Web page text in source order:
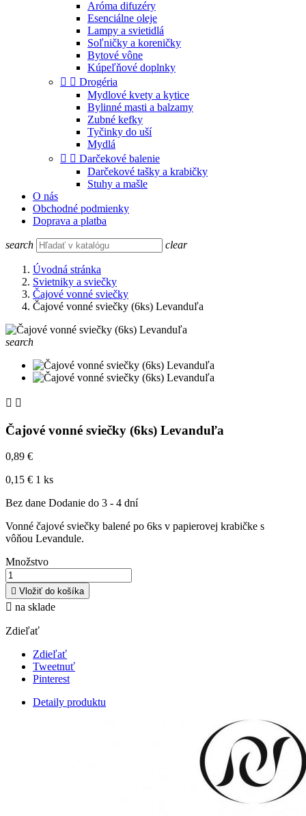
Aróma difuzéry
Esenciálne oleje
Lampy a svietidlá
Soľničky a koreničky
Bytové vône
Kúpeľňové doplnky
  Drogéria
Mydlové kvety a kytice
Bylinné masti a balzamy
Zubné kefky
Tyčinky do uší
Mydlá
  Darčekové balenie
Darčekové tašky a krabičky
Stuhy a mašle
O nás
Obchodné podmienky
Doprava a platba
search clear
Úvodná stránka
Svietniky a sviečky
Čajové vonné sviečky
Čajové vonné sviečky (6ks) Levanduľa
search
 
Čajové vonné sviečky (6ks) Levanduľa
0,89 €
0,15 € 1 ks
Bez dane Dodanie do 3 - 4 dní
Vonné čajové sviečky balené po 6ks v papierovej krabičke s
vôňou Levandule.
Množstvo
 Vložiť do košíka
 na sklade
Zdieľať
Zdieľať
Tweetnuť
Pinterest
Detaily produktu